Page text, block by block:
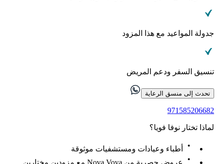
جدولة المواعيد مع هذا المزود
تنسيق السفر ودعم المريض
تحدث إلى منسق الرعاية
971585206682
لماذا تختار نوفا فويا؟
أطباء وعيادات ومستشفيات موثوقة
عروض حصرية من Nova Voya مع مزودين مختارين